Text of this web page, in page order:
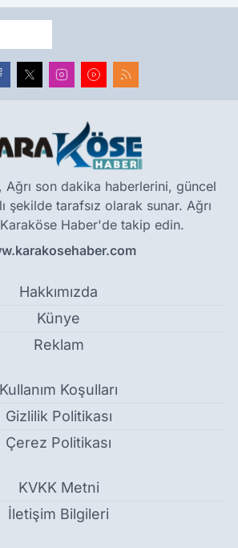
Ağrı son dakika haberlerini, güncel
şekilde tarafsız olarak sunar. Ağrı
Haber'de takip edin.
Hakkımızda
Künye
Reklam
Kullanım Koşulları
Gizlilik Politikası
Çerez Politikası
KVKK Metni
İletişim Bilgileri